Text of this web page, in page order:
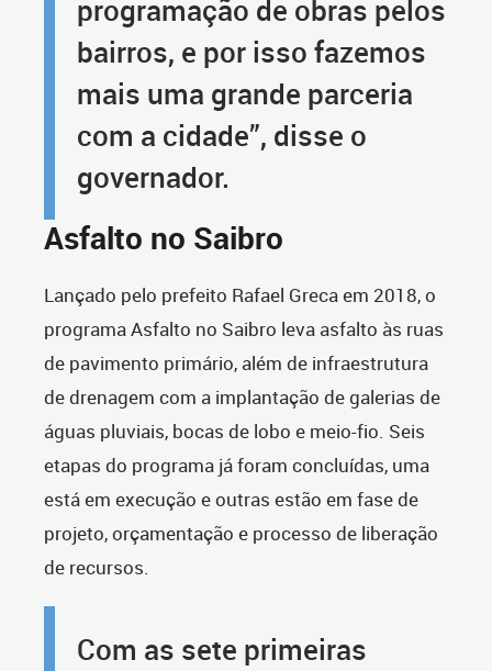
programação de obras pelos
bairros, e por isso fazemos
mais uma grande parceria
com a cidade”, disse o
governador.
Asfalto no Saibro
Lançado pelo prefeito Rafael Greca em 2018, o
programa Asfalto no Saibro leva asfalto às ruas
de pavimento primário, além de infraestrutura
de drenagem com a implantação de galerias de
águas pluviais, bocas de lobo e meio-fio. Seis
etapas do programa já foram concluídas, uma
está em execução e outras estão em fase de
projeto, orçamentação e processo de liberação
de recursos.
Com as sete primeiras